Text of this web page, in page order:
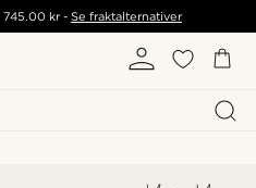
745.00 kr- Se fraktalternativer